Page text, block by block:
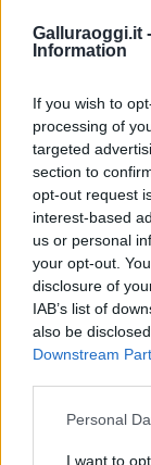
Galluraoggi.it -
Information
If you wish to
processing of
targeted
section to
opt-out request
interest-based
us or personal
your opt-out.
disclosure of
IAB’s list of
also be
Downstream
Please note
not limited to
Personal
I want to
Vuoi
Puoi
cliccando
Sei già
Puoi